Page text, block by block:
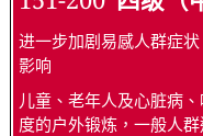
进一步加剧易感人群症
影响
儿童、老年人及心脏病
度的户外锻炼，一般人